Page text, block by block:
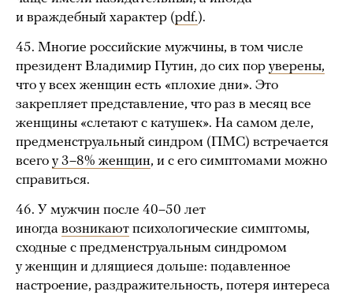
и враждебный характер (pdf.).
45. Многие российские мужчины, в том числе
президент Владимир Путин, до сих пор уверены,
что у всех женщин есть «плохие дни». Это
закрепляет представление, что раз в месяц все
женщины «слетают с катушек». На самом деле,
предменструальный синдром (ПМС) встречается
всего у 3–8% женщин, и с его симптомами можно
справиться.
46. У мужчин после 40–50 лет
иногда возникают психологические симптомы,
сходные с предменструальным синдромом
у женщин и длящиеся дольше: подавленное
настроение, раздражительность, потеря интереса